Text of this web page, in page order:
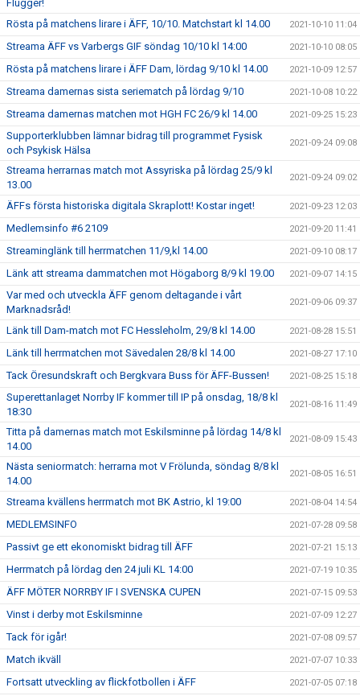
Flügger!
Rösta på matchens lirare i ÄFF, 10/10. Matchstart kl 14.00 2021-10-10 11:04
Streama ÄFF vs Varbergs GIF söndag 10/10 kl 14:00 2021-10-10 08:05
Rösta på matchens lirare i ÄFF Dam, lördag 9/10 kl 14.00 2021-10-09 12:57
Streama damernas sista seriematch på lördag 9/10 2021-10-08 10:22
Streama damernas matchen mot HGH FC 26/9 kl 14.00 2021-09-25 15:23
Supporterklubben lämnar bidrag till programmet Fysisk
och Psykisk Hälsa
2021-09-24 09:08
Streama herrarnas match mot Assyriska på lördag 25/9 kl
13.00
2021-09-24 09:02
ÄFFs första historiska digitala Skraplott! Kostar inget! 2021-09-23 12:03
Medlemsinfo #6 2109 2021-09-20 11:41
Streaminglänk till herrmatchen 11/9,kl 14.00 2021-09-10 08:17
Länk att streama dammatchen mot Högaborg 8/9 kl 19.00 2021-09-07 14:15
Var med och utveckla ÄFF genom deltagande i vårt
Marknadsråd!
2021-09-06 09:37
Länk till Dam-match mot FC Hessleholm, 29/8 kl 14.00 2021-08-28 15:51
Länk till herrmatchen mot Sävedalen 28/8 kl 14.00 2021-08-27 17:10
Tack Öresundskraft och Bergkvara Buss för ÄFF-Bussen! 2021-08-25 15:18
Superettanlaget Norrby IF kommer till IP på onsdag, 18/8 kl
18:30
2021-08-16 11:49
Titta på damernas match mot Eskilsminne på lördag 14/8 kl
14.00
2021-08-09 15:43
Nästa seniormatch: herrarna mot V Frölunda, söndag 8/8 kl
14.00
2021-08-05 16:51
Streama kvällens herrmatch mot BK Astrio, kl 19:00 2021-08-04 14:54
MEDLEMSINFO 2021-07-28 09:58
Passivt ge ett ekonomiskt bidrag till ÄFF 2021-07-21 15:13
Herrmatch på lördag den 24 juli KL 14:00 2021-07-19 10:35
ÄFF MÖTER NORRBY IF I SVENSKA CUPEN 2021-07-15 09:53
Vinst i derby mot Eskilsminne 2021-07-09 12:27
Tack för igår! 2021-07-08 09:57
Match ikväll 2021-07-07 10:33
Fortsatt utveckling av flickfotbollen i ÄFF 2021-07-05 07:18